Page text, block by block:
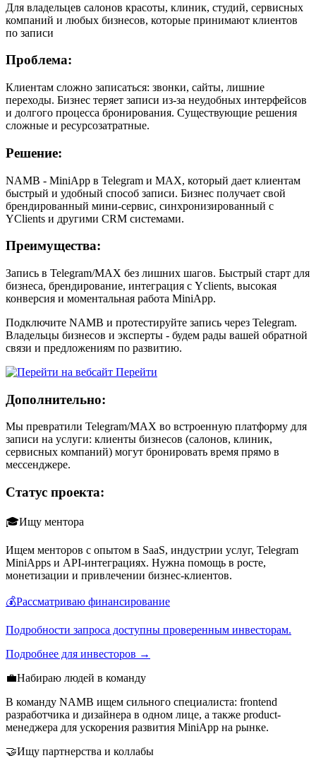
Для владельцев салонов красоты, клиник, студий, сервисных
компаний и любых бизнесов, которые принимают клиентов
по записи
Проблема:
Клиентам сложно записаться: звонки, сайты, лишние
переходы. Бизнес теряет записи из-за неудобных интерфейсов
и долгого процесса бронирования. Существующие решения
сложные и ресурсозатратные.
Решение:
NAMB - MiniApp в Telegram и MAX, который дает клиентам
быстрый и удобный способ записи. Бизнес получает свой
брендированный мини-сервис, синхронизированный с
YClients и другими CRM системами.
Преимущества:
Запись в Telegram/MAX без лишних шагов. Быстрый старт для
бизнеса, брендирование, интеграция с Yclients, высокая
конверсия и моментальная работа MiniApp.
Подключите NAMB и протестируйте запись через Telegram.
Владельцы бизнесов и эксперты - будем рады вашей обратной
связи и предложениям по развитию.
Перейти
Дополнительно:
Мы превратили Telegram/MAX во встроенную платформу для
записи на услуги: клиенты бизнесов (салонов, клиник,
сервисных компаний) могут бронировать время прямо в
мессенджере.
Статус проекта:
🎓Ищу ментора
Ищем менторов с опытом в SaaS, индустрии услуг, Telegram
MiniApps и API-интеграциях. Нужна помощь в росте,
монетизации и привлечении бизнес-клиентов.
💰Рассматриваю финансирование
Подробности запроса доступны проверенным инвесторам.
Подробнее для инвесторов →
💼Набираю людей в команду
В команду NAMB ищем сильного специалиста: frontend
разработчика и дизайнера в одном лице, а также product-
менеджера для ускорения развития MiniApp на рынке.
🤝Ищу партнерства и коллабы